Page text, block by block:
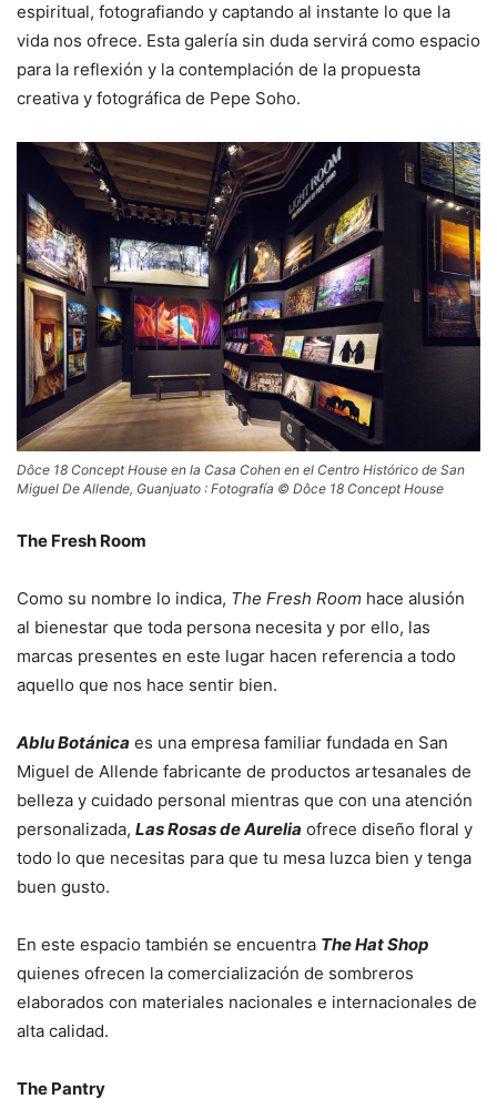
espiritual, fotografiando y captando al instante lo que la
vida nos ofrece. Esta galería sin duda servirá como espacio
para la reflexión y la contemplación de la propuesta
creativa y fotográfica de Pepe Soho.
Dôce 18 Concept House en la Casa Cohen en el Centro Histórico de San
Miguel De Allende, Guanjuato : Fotografía © Dôce 18 Concept House
The Fresh Room
Como su nombre lo indica, The Fresh Room hace alusión
al bienestar que toda persona necesita y por ello, las
marcas presentes en este lugar hacen referencia a todo
aquello que nos hace sentir bien.
Ablu Botánica es una empresa familiar fundada en San
Miguel de Allende fabricante de productos artesanales de
belleza y cuidado personal mientras que con una atención
personalizada, Las Rosas de Aurelia ofrece diseño floral y
todo lo que necesitas para que tu mesa luzca bien y tenga
buen gusto.
En este espacio también se encuentra The Hat Shop
quienes ofrecen la comercialización de sombreros
elaborados con materiales nacionales e internacionales de
alta calidad.
The Pantry